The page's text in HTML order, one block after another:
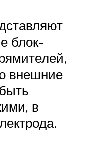
блок-
внешние
в